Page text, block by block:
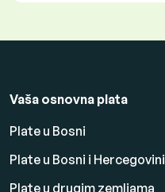
Vaša osnovna plata
Plate u Bosni
Plate u Bosni i Hercegovini
Plate u drugim zemljama